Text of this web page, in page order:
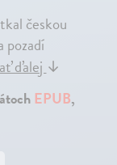
českou
pozadí
ďalej↓
EPUB,